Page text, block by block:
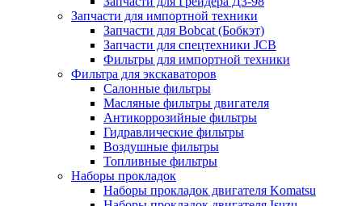
Запчасти для импортной техники
Запчасти для Bobcat (Бобкэт)
Запчасти для спецтехники JCB
Фильтры для импортной техники
Фильтра для экскаваторов
Салонные фильтры
Масляные фильтры двигателя
Антикоррозийные фильтры
Гидравлические фильтры
Воздушные фильтры
Топливные фильтры
Наборы прокладок
Наборы прокладок двигателя Komatsu